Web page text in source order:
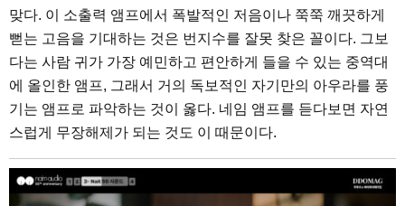
맞다. 이 소출력 앰프에서 폭발적인 저음이나 쭉쭉 깨끗하게
뻗는 고음을 기대하는 것은 번지수를 잘못 찾은 꼴이다. 그보
다는 사람 귀가 가장 예민하고 편안하게 들을 수 있는 중역대
에 올인한 앰프, 그래서 거의 독보적인 자기만의 아우라를 풍
기는 앰프로 파악하는 것이 옳다. 네임 앰프를 듣다보면 자연
스럽게 무장해제가 되는 것도 이 때문이다.